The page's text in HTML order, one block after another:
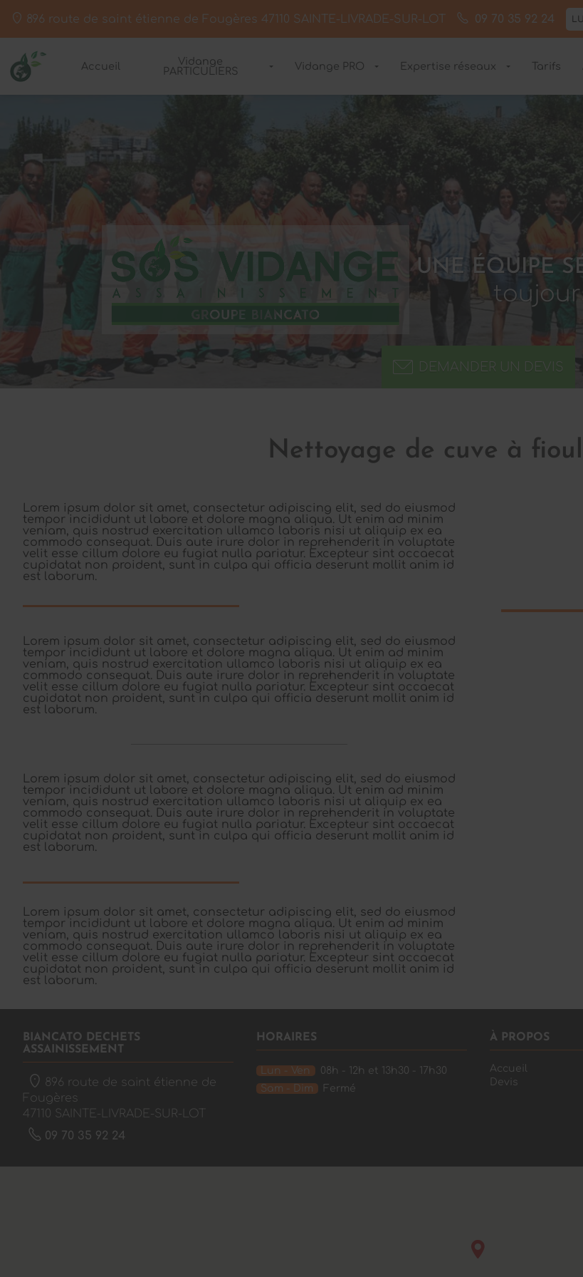
896 route de saint étienne de Fougères 47110 SAINTE-LIVRADE-SUR-LOT 09 70 35 92 24
UNE ÉQUIPE
DEMANDER UN DEVIS
Accueil
Vidange
PARTICULIERS
Vidange PRO Expertise réseaux Tarifs
Nettoyage de cuve à
Lorem ipsum dolor sit amet, consectetur adipiscing elit, sed do eiusmod
tempor incididunt ut labore et dolore magna aliqua. Ut enim ad minim
veniam, quis nostrud exercitation ullamco laboris nisi ut aliquip ex ea
commodo consequat. Duis aute irure dolor in reprehenderit in voluptate
velit esse cillum dolore eu fugiat nulla pariatur. Excepteur sint occaecat
cupidatat non proident, sunt in culpa qui officia deserunt mollit anim id
est laborum.
Lorem ipsum dolor sit amet, consectetur adipiscing elit, sed do eiusmod
tempor incididunt ut labore et dolore magna aliqua. Ut enim ad minim
veniam, quis nostrud exercitation ullamco laboris nisi ut aliquip ex ea
commodo consequat. Duis aute irure dolor in reprehenderit in voluptate
velit esse cillum dolore eu fugiat nulla pariatur. Excepteur sint occaecat
cupidatat non proident, sunt in culpa qui officia deserunt mollit anim id
est laborum.
Lorem ipsum dolor sit amet, consectetur adipiscing elit, sed do eiusmod
tempor incididunt ut labore et dolore magna aliqua. Ut enim ad minim
veniam, quis nostrud exercitation ullamco laboris nisi ut aliquip ex ea
commodo consequat. Duis aute irure dolor in reprehenderit in voluptate
velit esse cillum dolore eu fugiat nulla pariatur. Excepteur sint occaecat
cupidatat non proident, sunt in culpa qui officia deserunt mollit anim id
est laborum.
Lorem ipsum dolor sit amet, consectetur adipiscing elit, sed do eiusmod
tempor incididunt ut labore et dolore magna aliqua. Ut enim ad minim
veniam, quis nostrud exercitation ullamco laboris nisi ut aliquip ex ea
commodo consequat. Duis aute irure dolor in reprehenderit in voluptate
velit esse cillum dolore eu fugiat nulla pariatur. Excepteur sint occaecat
cupidatat non proident, sunt in culpa qui officia deserunt mollit anim id
est laborum.
BIANCATO DECHETS
ASSAINISSEMENT
896 route de saint étienne de
Fougères
47110 SAINTE-LIVRADE-SUR-LOT
09 70 35 92 24
HORAIRES
Lun - Ven
08h - 12h et 13h30 - 17h30
Sam - Dim
Fermé
À PROPOS
Accueil
Devis